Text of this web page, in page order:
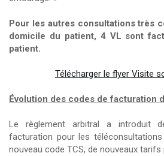
Pour les autres consultations très
domicile du patient, 4 VL sont
patient.
Télécharger le flyer Visite
Évolution des codes de facturation
Le règlement arbitral a introduit
facturation pour les téléconsultations
nouveau code TCS, de nouveaux tarifs